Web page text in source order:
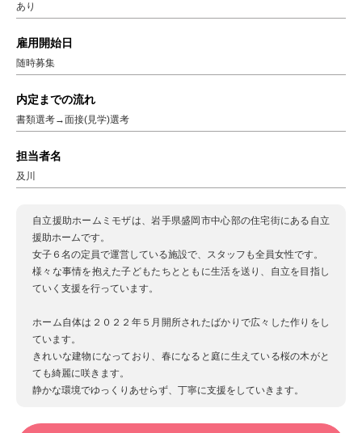
あり
雇用開始日
随時募集
内定までの流れ
書類選考→面接(見学)選考
担当者名
及川
自立援助ホームミモザは、岩手県盛岡市中心部の住宅街にある自立
援助ホームです。
女子６名の定員で運営している施設で、スタッフも全員女性です。
様々な事情を抱えた子どもたちとともに生活を送り、自立を目指し
ていく支援を行っています。
ホーム自体は２０２２年５月開所されたばかりで広々した作りをし
ています。
きれいな建物になっており、春になると庭に生えている桜の木がと
ても綺麗に咲きます。
静かな環境でゆっくりあせらず、丁寧に支援をしていきます。